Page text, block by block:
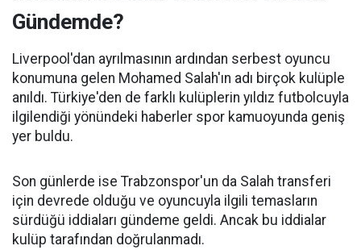
Gündemde?
Liverpool'dan ayrılmasının ardından serbest oyuncu
konumuna gelen Mohamed Salah'ın adı birçok kulüple
anıldı. Türkiye'den de farklı kulüplerin yıldız futbolcuyla
ilgilendiği yönündeki haberler spor kamuoyunda geniş
yer buldu.
Son günlerde ise Trabzonspor'un da Salah transferi
için devrede olduğu ve oyuncuyla ilgili temasların
sürdüğü iddiaları gündeme geldi. Ancak bu iddialar
kulüp tarafından doğrulanmadı.